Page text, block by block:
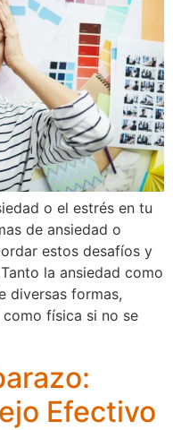
o el estrés en tu
de ansiedad o
estos desafíos y
la ansiedad como
diversas formas,
física si no se
Efectivo